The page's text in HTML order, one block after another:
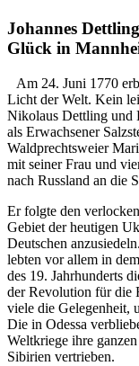
Johannes
Glück in
Am 24. Juni 1770
Licht der Welt. Kein
Nikolaus Dettling und
als Erwachsener
Waldprechtsweier
mit seiner Frau und
nach Russland an die
Er folgte den
Gebiet der heutigen
Deutschen
lebten vor allem in
des 19. Jahrhunderts
der Revolution für die
viele die Gelegenheit,
Die in Odessa
Weltkriege ihre
Sibirien vertrieben.